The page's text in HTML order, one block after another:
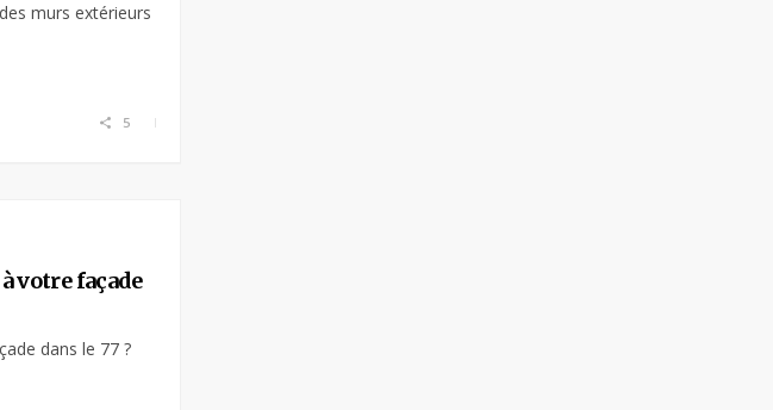
murs extérieurs
5
votre façade
dans le 77 ?